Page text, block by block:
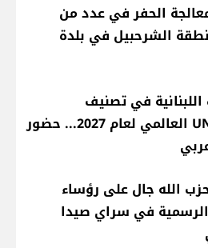
الحفر في عدد من
الشرحبيل في بلدة
اللبنانية في تصنيف
UNIRANKS العالمي لعام 2027... حضور
الله جال على رؤساء
الرسمية في سراي صيدا